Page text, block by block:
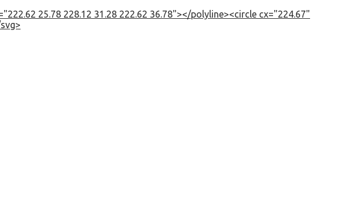
25.78 228.12 31.28 222.62 36.78"></polyline><circle cx="224.67"